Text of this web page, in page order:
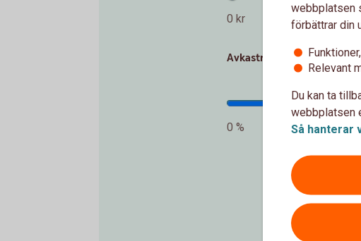
0 kr
Avkastning per år (%)
0 %
webbplatsen
förbättrar din
Relevant
Du kan ta
webbplatsen
Så hanterar